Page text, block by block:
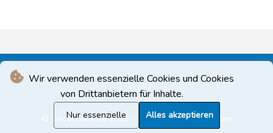
Wir verwenden essenzielle Cookies und Cookies
von Drittanbietern für Inhalte.
Nur essenzielle Alles akzeptieren
© Seoul Gazette 2026 - Alle Rechte vorbehalten